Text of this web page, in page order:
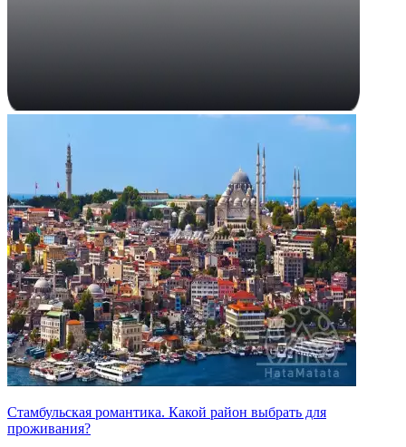
Стамбульская романтика. Какой район выбрать для
проживания?